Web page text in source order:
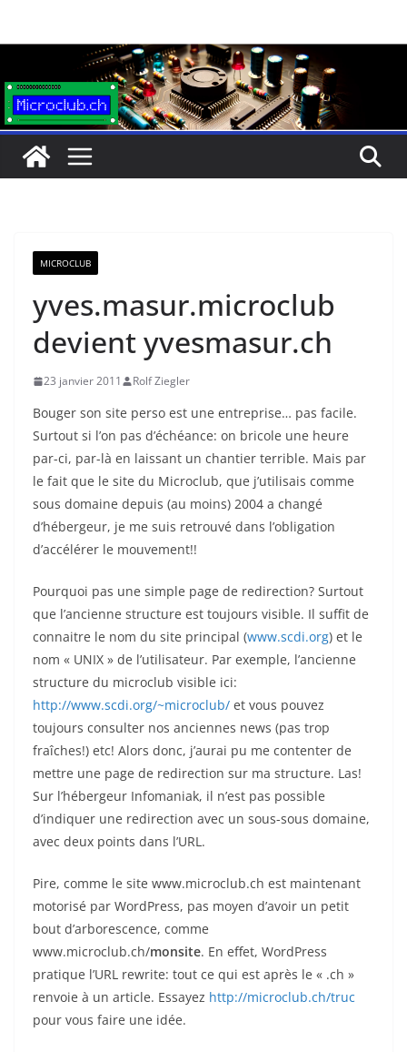
MICROCLUB
yves.masur.microclub
devient yvesmasur.ch
23 janvier 2011 Rolf Ziegler
Bouger son site perso est une entreprise… pas facile.
Surtout si l’on pas d’échéance: on bricole une heure
par-ci, par-là en laissant un chantier terrible. Mais par
le fait que le site du Microclub, que j’utilisais comme
sous domaine depuis (au moins) 2004 a changé
d’hébergeur, je me suis retrouvé dans l’obligation
d’accélérer le mouvement!!
Pourquoi pas une simple page de redirection? Surtout
que l’ancienne structure est toujours visible. Il suffit de
connaitre le nom du site principal (www.scdi.org) et le
nom « UNIX » de l’utilisateur. Par exemple, l’ancienne
structure du microclub visible ici:
http://www.scdi.org/~microclub/ et vous pouvez
toujours consulter nos anciennes news (pas trop
fraîches!) etc! Alors donc, j’aurai pu me contenter de
mettre une page de redirection sur ma structure. Las!
Sur l’hébergeur Infomaniak, il n’est pas possible
d’indiquer une redirection avec un sous-sous domaine,
avec deux points dans l’URL.
Pire, comme le site www.microclub.ch est maintenant
motorisé par WordPress, pas moyen d’avoir un petit
bout d’arborescence, comme
www.microclub.ch/monsite. En effet, WordPress
pratique l’URL rewrite: tout ce qui est après le « .ch »
renvoie à un article. Essayez http://microclub.ch/truc
pour vous faire une idée.